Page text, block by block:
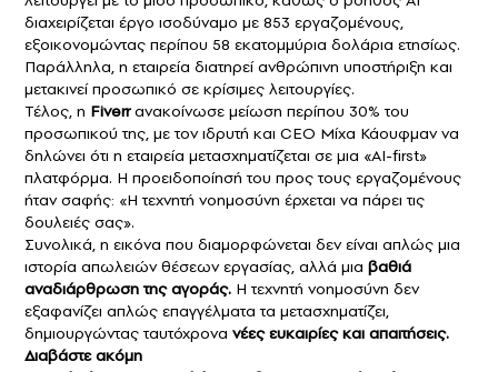
διαχειρίζεται έργο ισοδύναμο με 853 εργαζομένους,
εξοικονομώντας περίπου 58 εκατομμύρια δολάρια ετησίως.
Παράλληλα, η εταιρεία διατηρεί ανθρώπινη υποστήριξη και
μετακινεί προσωπικό σε κρίσιμες λειτουργίες.
Τέλος, η Fiverrανακοίνωσε μείωση περίπου 30% του
προσωπικού της, με τον ιδρυτή και CEO Μίχα Κάουφμαν να
δηλώνει ότι η εταιρεία μετασχηματίζεται σε μια «AI-first»
πλατφόρμα. Η προειδοποίησή του προς τους εργαζομένους
ήταν σαφής: «Η τεχνητή νοημοσύνη έρχεται να πάρει τις
δουλειές σας».
Συνολικά, η εικόνα που διαμορφώνεται δεν είναι απλώς μια
ιστορία απωλειών θέσεων εργασίας, αλλά μια βαθιά
αναδιάρθρωση της αγοράς. Η τεχνητή νοημοσύνη δεν
εξαφανίζει απλώς επαγγέλματα τα μετασχηματίζει,
δημιουργώντας ταυτόχρονα νέες ευκαιρίες και απαιτήσεις.
Διαβάστε ακόμη